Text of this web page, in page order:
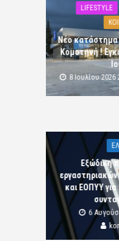
LIFESTYLE
Νέο κατάστημα
Κομοτηνή !
8 Ιουλίου 2026
Εξώδικη
και ΕΟΠΥΥ
6